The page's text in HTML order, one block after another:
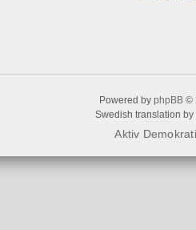
Powered by phpBB©
Swedish translation by
Aktiv Demokrati